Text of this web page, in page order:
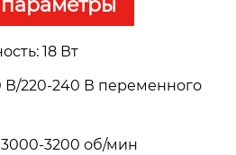
18 Вт
В/220-240 В переменного
3200 об/мин